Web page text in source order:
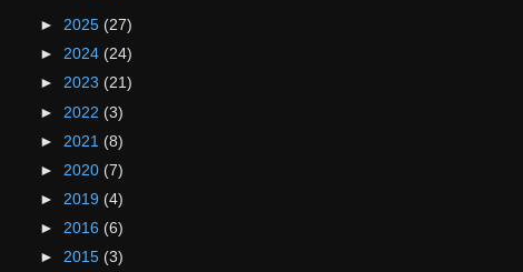
► 2025 (27)
► 2024 (24)
► 2023 (21)
► 2022 (3)
► 2021 (8)
► 2020 (7)
► 2019 (4)
► 2016 (6)
► 2015 (3)